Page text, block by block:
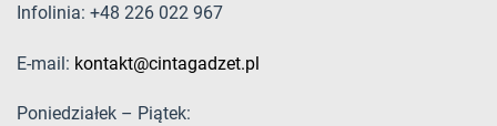
Infolinia: +48 226 022 967
E-mail: kontakt@cintagadzet.pl
Poniedziałek – Piątek: